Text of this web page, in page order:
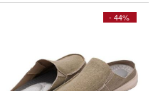
- 44%